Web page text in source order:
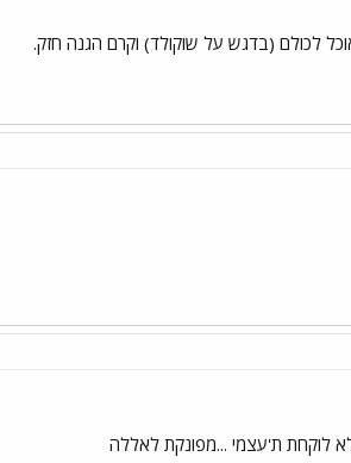
לכולם (בדגש על שוקולד) וקרם הגנה חזק.
לוקחת ת'עצמי ...מפונקת לאללה